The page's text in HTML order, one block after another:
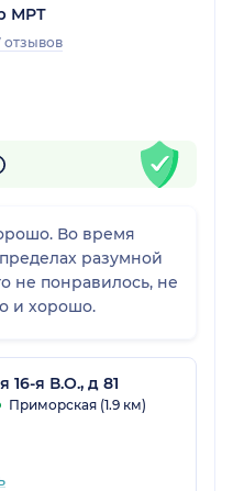
МРТ
отзывов
Во время
разумной
не понравилось, не
и хорошо.
16-я В.О., д 81
Приморская (1.9 км)